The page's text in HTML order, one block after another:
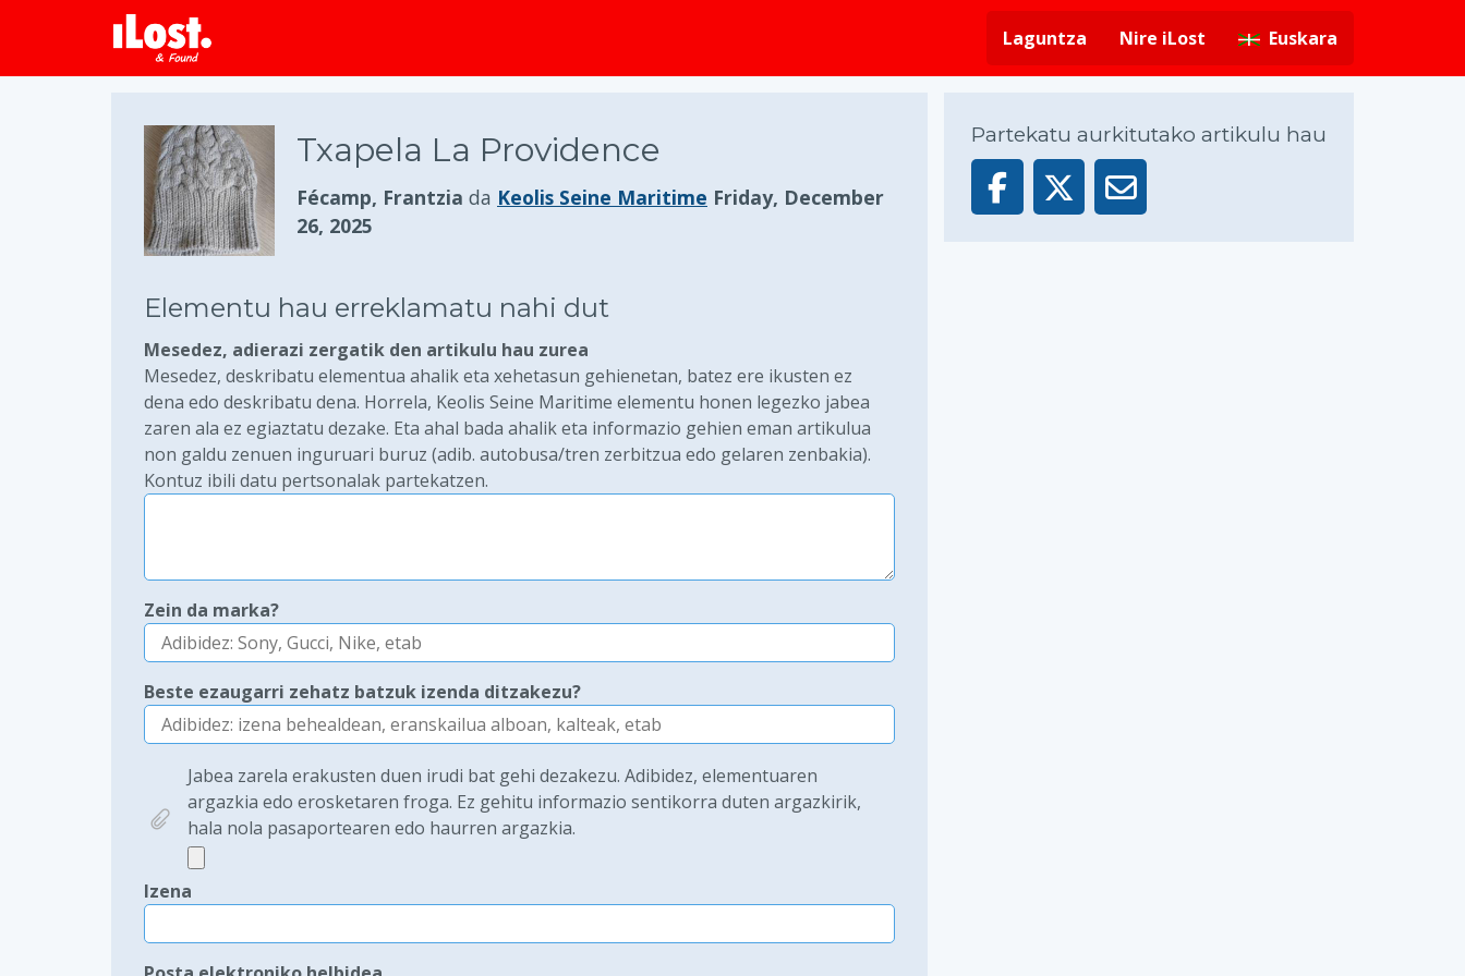
Laguntza Nire iLost Euskara
Txapela La Providence
Fécamp, Frantzia da Keolis Seine Maritime Friday, December
26, 2025
Elementu hau erreklamatu nahi dut
Mesedez, adierazi zergatik den artikulu hau zurea
Mesedez, deskribatu elementua ahalik eta xehetasun gehienetan, batez ere ikusten ez
dena edo deskribatu dena. Horrela, Keolis Seine Maritime elementu honen legezko jabea
zaren ala ez egiaztatu dezake. Eta ahal bada ahalik eta informazio gehien eman artikulua
non galdu zenuen inguruari buruz (adib. autobusa/tren zerbitzua edo gelaren zenbakia).
Kontuz ibili datu pertsonalak partekatzen.
Zein da marka?
Beste ezaugarri zehatz batzuk izenda ditzakezu?
Jabea zarela erakusten duen irudi bat gehi dezakezu. Adibidez, elementuaren
argazkia edo erosketaren froga. Ez gehitu informazio sentikorra duten argazkirik,
hala nola pasaportearen edo haurren argazkia.
Izena
Partekatu aurkitutako artikulu hau